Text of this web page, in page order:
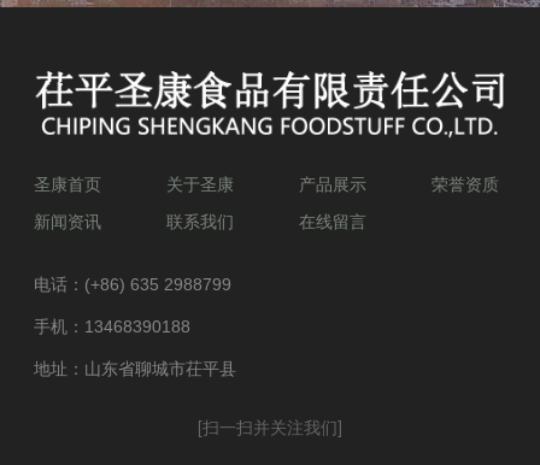
圣康首页 关于圣康 产品展示
荣誉资质
新闻资讯
联系我们 在线留言
电话： (+86) 635 2988799
手机： 13468390188
地址：山东省聊城市茌平县
[扫一扫并关注我们]